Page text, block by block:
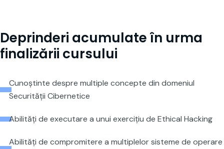
Deprinderi acumulate în urma
finalizării cursului
Cunoștinte despre multiple concepte din domeniul
Securității Cibernetice
Abilități de executare a unui exercițiu de Ethical Hacking
Abilități de compromitere a multiplelor sisteme de operare